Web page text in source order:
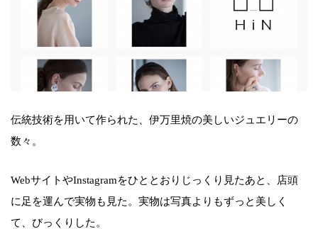
伝統技術を用いて作られた、伊万里焼の美しいジュエリーの
数々。
WebサイトやInstagramをひととおりじっくり見たあと、店頭
に足を運んで実物も見た。実物は写真よりもずっと美しく
て、びっくりした。